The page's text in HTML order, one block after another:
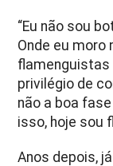
“Eu não sou
Onde eu
flamenguistas
privilégio de
não a boa
isso, hoje sou
Anos depois,